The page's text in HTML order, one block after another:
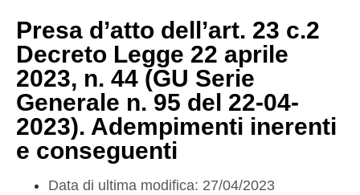
Presa d’atto dell’art. 23 c.2
Decreto Legge 22 aprile
2023, n. 44 (GU Serie
Generale n. 95 del 22-04-
2023). Adempimenti inerenti
e conseguenti
Data di ultima modifica: 27/04/2023